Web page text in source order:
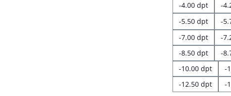
-4.00 dpt
-
-5.50 dpt
-
-7.00 dpt
-
-8.50 dpt
-
-10.00 dpt
-
-12.50 dpt
-